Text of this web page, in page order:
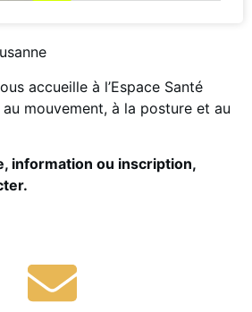
accueille à l’Espace Santé
mouvement, à la posture et au
information ou inscription,